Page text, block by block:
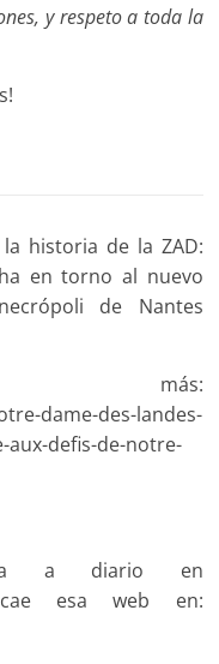
y respeto a toda la
historia de la ZAD:
en torno al nuevo
de Nantes
más:
dame-des-landes-
defis-de-notre-
a diario en
esa web en: